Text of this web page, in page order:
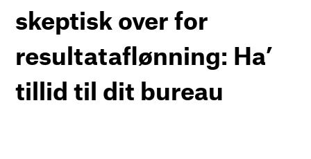
skeptisk over for
resultataflønning: Ha’
tillid til dit bureau